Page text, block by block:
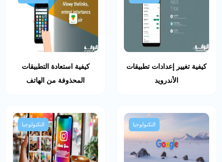
كيفية تغيير إعدادات تطبيقات
الأندرويد
كيفية استعادة التطبيقات
المحذوفة من الهاتف
التكنولوجيا التكنولوجيا